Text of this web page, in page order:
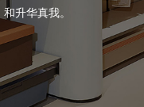
和升华真我。